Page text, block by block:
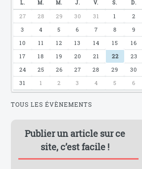
L. M. M. J. V. S. D.
27 28 29 30 31 1
2
3
4 5 6 7 8
9
10
11 12 13 14 15
16
17
18 19 20 21 22
23
24
25 26 27 28 29
30
31
1 2 3 4 5 6
TOUS LES ÉVÈNEMENTS
Publier un article sur ce
site, c’est facile !